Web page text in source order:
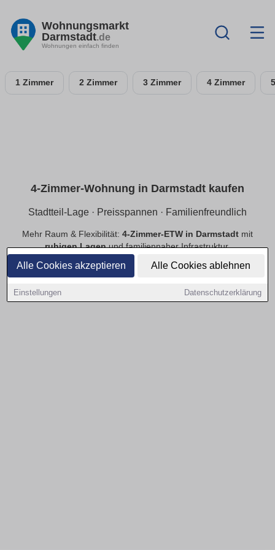
Alle Cookies akzeptieren Alle Cookies ablehnen
Einstellungen Datenschutzerklärung
Wohnungsmarkt
Darmstadt.de
Wohnungen einfach finden
1 Zimmer 2 Zimmer 3 Zimmer 4 Zimmer
4-Zimmer-Wohnung in Darmstadt kaufen
Stadtteil-Lage · Preisspannen · Familienfreundlich
Mehr Raum & Flexibilität: 4-Zimmer-ETW in Darmstadt mit
ruhigen Lagenund familiennaher Infrastruktur.
provisionsfrei
Vergleich.